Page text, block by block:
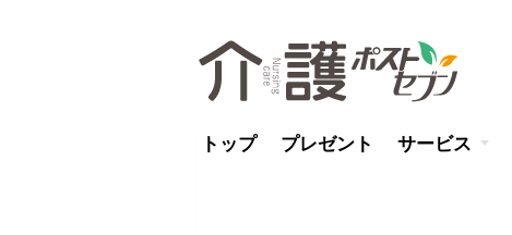
トップ プレゼント サービス